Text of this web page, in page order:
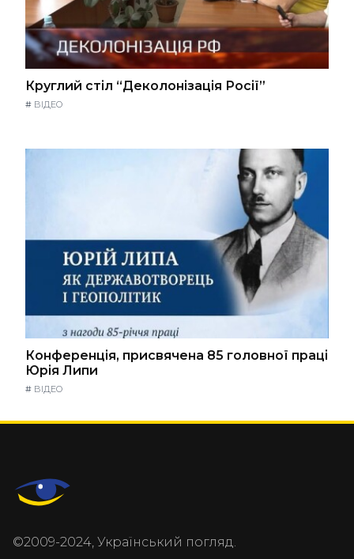
Круглий стіл “Деколонізація Росії”
# ВІДЕО
Конференція, присвячена 85 головної праці
Юрія Липи
# ВІДЕО
©2009-2024, Український погляд.